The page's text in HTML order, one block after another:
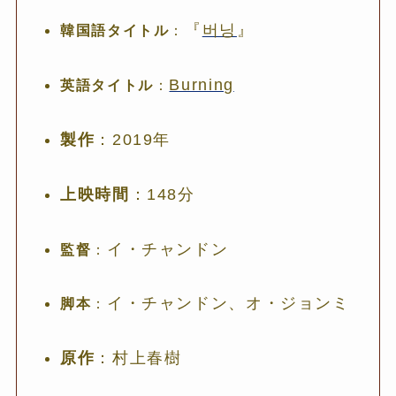
韓国語タイトル ： 『 버닝 』
英語タイトル ： Burning
製作 ：2019年
上映時間 ：148分
監督 ： イ・チャンドン
脚本 ： イ・チャンドン、オ・ジョンミ
原作 ：村上春樹